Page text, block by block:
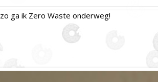
ga ik Zero Waste onderweg!